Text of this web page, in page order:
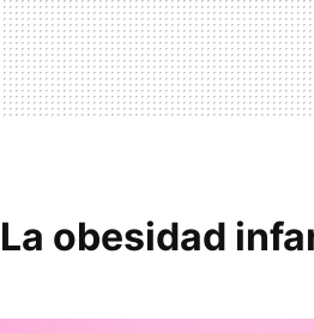
La obesidad